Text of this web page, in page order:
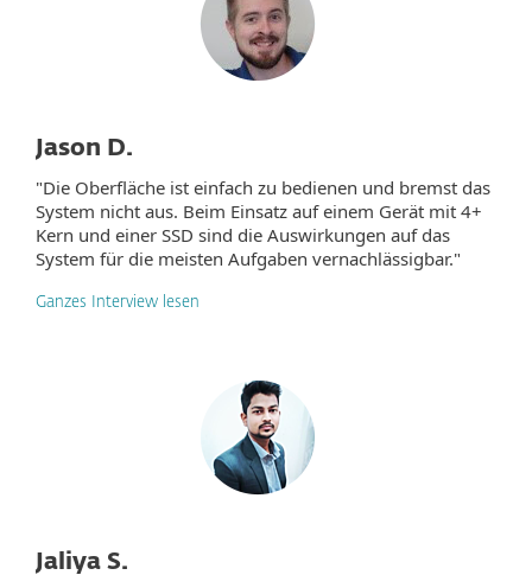
Jason D.
"Die Oberfläche ist einfach zu bedienen und bremst das
System nicht aus. Beim Einsatz auf einem Gerät mit 4+
Kern und einer SSD sind die Auswirkungen auf das
System für die meisten Aufgaben vernachlässigbar."
Ganzes Interview lesen
Jaliya S.